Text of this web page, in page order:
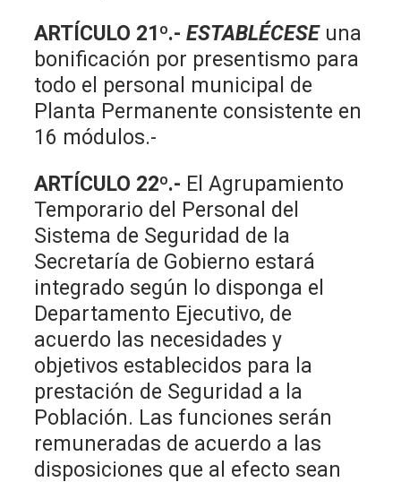
ARTÍCULO 21º.- ESTABLÉCESEuna
bonificación por presentismo para
todo el personal municipal de
Planta Permanente consistente en
16 módulos.-
ARTÍCULO 22º.- El Agrupamiento
Temporario del Personal del
Sistema de Seguridad de la
Secretaría de Gobierno estará
integrado según lo disponga el
Departamento Ejecutivo, de
acuerdo las necesidades y
objetivos establecidos para la
prestación de Seguridad a la
Población. Las funciones serán
remuneradas de acuerdo a las
disposiciones que al efecto sean